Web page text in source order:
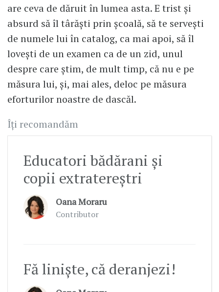
are ceva de dăruit în lumea asta. E trist și
absurd să îl târăști prin școală, să te servești
de numele lui în catalog, ca mai apoi, să îl
lovești de un examen ca de un zid, unul
despre care știm, de mult timp, că nu e pe
măsura lui, și, mai ales, deloc pe măsura
eforturilor noastre de dascăl.
Îți recomandăm
Educatori bădărani și
copii extratereștri
Oana Moraru
Contributor
Fă liniște, că deranjezi!